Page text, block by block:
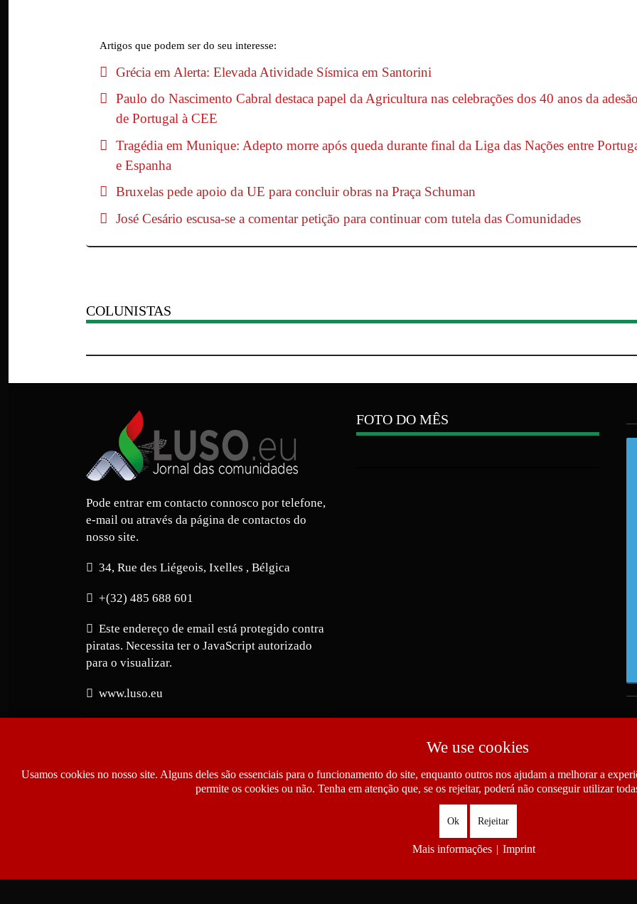
Artigos que podem ser do seu interesse:
Grécia em Alerta: Elevada Atividade Sísmica em Santorini
Paulo do Nascimento Cabral destaca papel da Agricultura nas celebrações dos 40 anos da adesão
de Portugal à CEE
Tragédia em Munique: Adepto morre após queda durante final da Liga das Nações entre
e Espanha
Bruxelas pede apoio da UE para concluir obras na Praça Schuman
José Cesário escusa-se a comentar petição para continuar com tutela das Comunidades
COLUNISTAS
Pode entrar em contacto connosco por telefone,
e-mail ou através da página de contactos do
nosso site.
34, Rue des Liégeois, Ixelles , Bélgica
+(32) 485 688 601
Este endereço de email está protegido contra
piratas. Necessita ter o JavaScript autorizado
para o visualizar.
www.luso.eu
FOTO DO MÊS
Copyright © 2026 Luso.eu | Jornal Notícias das Comunidades Portuguesas. All Rights Reserved.
We use cookies
Usamos cookies no nosso site. Alguns deles são essenciais para o funcionamento do site, enquanto outros nos ajudam a melhorar a
permite os cookies ou não. Tenha em atenção que, se os rejeitar, poderá não conseguir utilizar
Ok Rejeitar
Mais informações | Imprint